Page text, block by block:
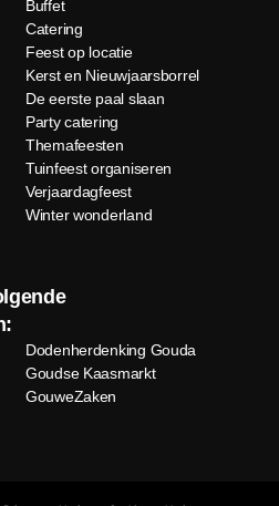
Buffet
Catering
Feest op locatie
Kerst en Nieuwjaarsborrel
De eerste paal slaan
Party catering
Themafeesten
Tuinfeest organiseren
Verjaardagfeest
Winter wonderland
Dodenherdenking Gouda
Goudse Kaasmarkt
GouweZaken